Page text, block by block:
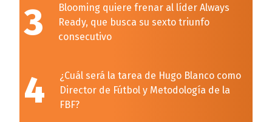
3
Blooming quiere frenar al líder Always
Ready, que busca su sexto triunfo
consecutivo
4
¿Cuál será la tarea de Hugo Blanco como
Director de Fútbol y Metodología de la
FBF?